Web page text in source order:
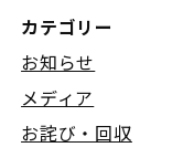
カテゴリー
お知らせ
メディア
お詫び・回収